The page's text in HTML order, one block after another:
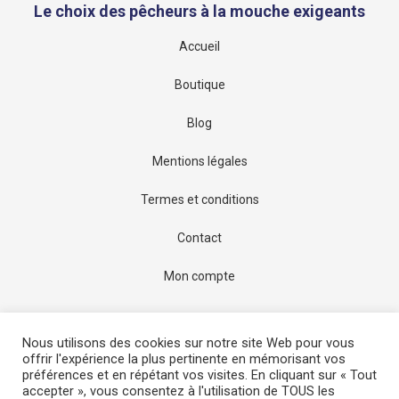
Les
Le choix des pêcheurs à la mouche exigeants
Accueil
Boutique
Blog
Mentions légales
Termes et conditions
Contact
Mon compte
© 2022-2026Performance Pêche . Tous droits réservés.
Nous utilisons des cookies sur notre site Web pour vous
offrir l'expérience la plus pertinente en mémorisant vos
préférences et en répétant vos visites. En cliquant sur « Tout
accepter », vous consentez à l'utilisation de TOUS les